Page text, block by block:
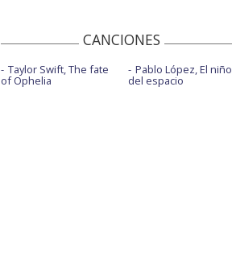
CANCIONES
Taylor Swift, The fate
of Ophelia
Pablo López, El niño
del espacio